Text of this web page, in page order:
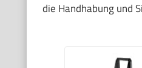
die Handhabung und